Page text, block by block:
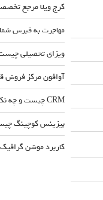
کرج ویلا مرجع
مهاجرت به قبرس
ویزای تحصیلی
آوافون مرکز فروش
CRM چیست و چه نکاتی را هنگام خرید CRM باید رعایت کرد؟
بیزینس کوچینگ
کاربرد موشن